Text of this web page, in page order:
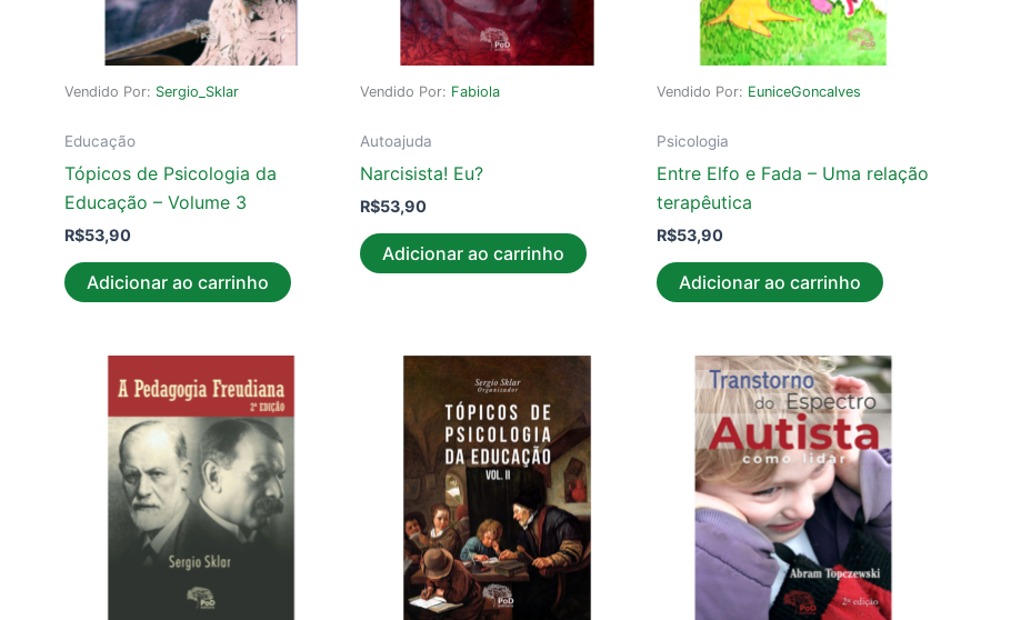
Vendido Por: Sergio_Sklar
Educação
Tópicos de Psicologia da
Educação – Volume 3
R$53,90
Adicionar ao carrinho
Vendido Por: Fabiola
Autoajuda
Narcisista! Eu?
R$53,90
Adicionar ao carrinho
Vendido Por: EuniceGoncalves
Psicologia
Entre Elfo e Fada – Uma relação
terapêutica
R$53,90
Adicionar ao carrinho